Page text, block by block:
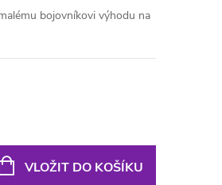
bojovníkovi výhodu na
VLOŽIT DO KOŠÍKU